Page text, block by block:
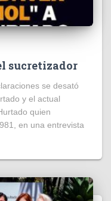
sucretizador
se desató
y el actual
quien
en una entrevista